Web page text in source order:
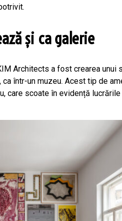
și ca galerie
Architects a fost crearea unui
într-un muzeu. Acest tip de
care scoate în evidență